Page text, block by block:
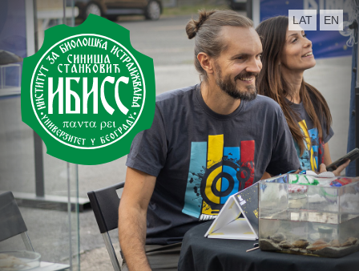
LAT EN